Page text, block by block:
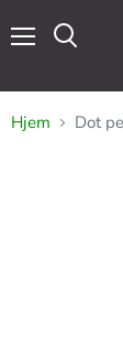
Hjem Dot